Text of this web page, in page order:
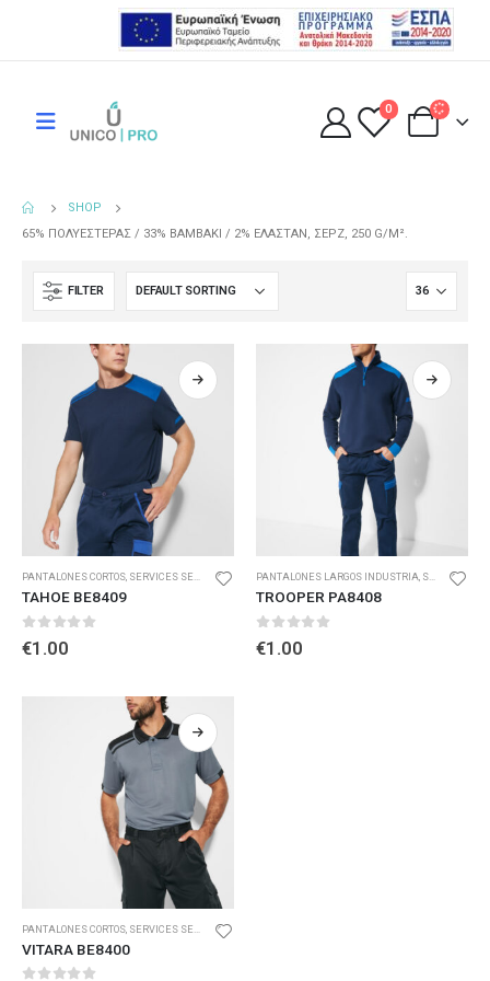
0
SHOP
65% ΠΟΛΥΕΣΤΈΡΑΣ / 33% ΒΑΜΒΆΚΙ / 2% ΕΛΑΣΤΆΝ, ΣΕΡΖ, 250 G/M².
FILTER
PANTALONES CORTOS SERVICES SECTOR
TAHOE BE8409
0 out of 5
€1.00
PANTALONES LARGOS INDUSTRIA SERVICES SECTOR
TROOPER PA8408
0 out of 5
€1.00
PANTALONES CORTOS SERVICES SECTOR
VITARA BE8400